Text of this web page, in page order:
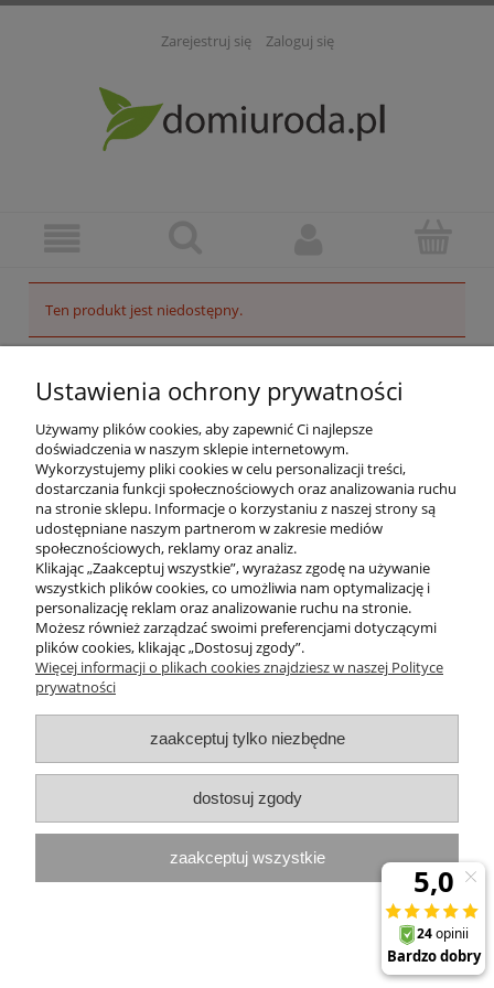
Zarejestruj się Zaloguj się
Ten produkt jest niedostępny.
ZAKUPY
MOJE KONTO
PROGRAMY PROMOCYJNE
InterPromo MARTA POPIELA-MOLEK NIP: 7341300379
Sklep internetowy Shoper.pl
Ustawienia ochrony prywatności
Używamy plików cookies, aby zapewnić Ci najlepsze
doświadczenia w naszym sklepie internetowym.
Wykorzystujemy pliki cookies w celu personalizacji treści,
dostarczania funkcji społecznościowych oraz analizowania ruchu
na stronie sklepu. Informacje o korzystaniu z naszej strony są
udostępniane naszym partnerom w zakresie mediów
społecznościowych, reklamy oraz analiz.
Klikając „Zaakceptuj wszystkie”, wyrażasz zgodę na używanie
wszystkich plików cookies, co umożliwia nam optymalizację i
personalizację reklam oraz analizowanie ruchu na stronie.
Możesz również zarządzać swoimi preferencjami dotyczącymi
plików cookies, klikając „Dostosuj zgody”.
Więcej informacji o plikach cookies znajdziesz w naszej Polityce
prywatności
zaakceptuj tylko niezbędne
dostosuj zgody
zaakceptuj wszystkie